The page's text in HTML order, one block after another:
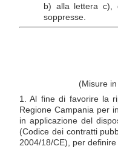
b) alla lettera c),
soppresse.
(Misure
1. Al fine di favorire la
Regione Campania per
in applicazione del
(Codice dei contratti
2004/18/CE), per